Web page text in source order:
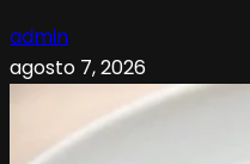
admin
agosto 7, 2026